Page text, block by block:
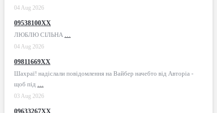
04 Aug 2026
09538100XX
ЛЮБЛЮ СІЛЬНА …
04 Aug 2026
09811669XX
Шахраї! надіслали повідомлення на Вайбер начебто від Авторіа -
щоб під …
03 Aug 2026
09633267XX